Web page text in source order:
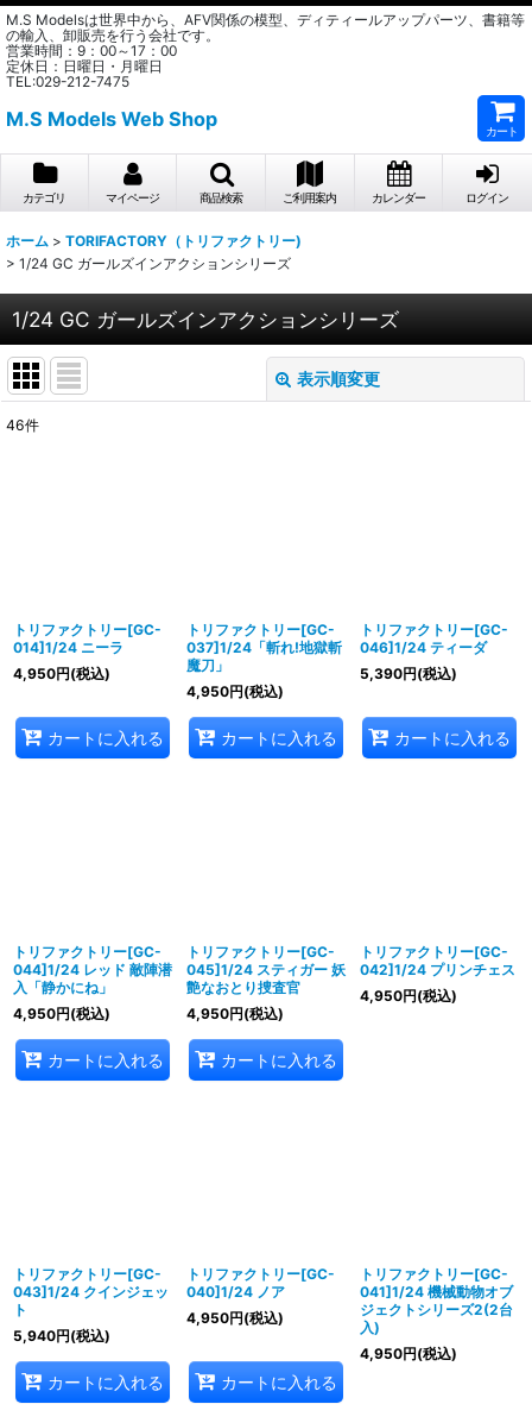
M.S Modelsは世界中から、AFV関係の模型、ディティールアップパーツ、書籍等
の輸入、卸販売を行う会社です。
営業時間：9：00～17：00
定休日：日曜日・月曜日
TEL:029-212-7475
M.S Models Web Shop
カート
カテゴリ マイページ 商品検索 ご利用案内 カレンダー ログイン
ホーム > TORIFACTORY（トリファクトリー)
> 1/24 GC ガールズインアクションシリーズ
1/24 GC ガールズインアクションシリーズ
表示順変更
絞り込む
46件
トリファクトリー[GC-
014]1/24 ニーラ
4,950円(税込)
カートに入れる
トリファクトリー[GC-
037]1/24「斬れ!地獄斬
魔刀」
4,950円(税込)
カートに入れる
トリファクトリー[GC-
046]1/24 ティーダ
5,390円(税込)
カートに入れる
トリファクトリー[GC-
044]1/24 レッド 敵陣潜
入「静かにね」
4,950円(税込)
カートに入れる
トリファクトリー[GC-
045]1/24 スティガー 妖
艶なおとり捜査官
4,950円(税込)
カートに入れる
トリファクトリー[GC-
042]1/24 プリンチェス
4,950円(税込)
トリファクトリー[GC-
043]1/24 クインジェッ
ト
5,940円(税込)
カートに入れる
トリファクトリー[GC-
040]1/24 ノア
4,950円(税込)
カートに入れる
トリファクトリー[GC-
041]1/24 機械動物オブ
ジェクトシリーズ2(2台
入)
4,950円(税込)